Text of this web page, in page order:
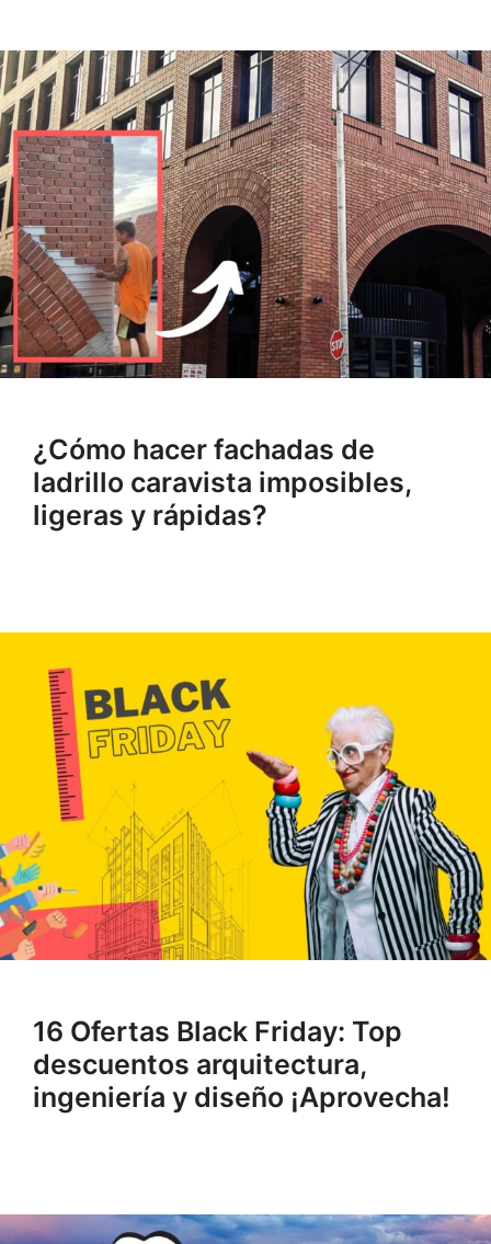
¿Cómo hacer fachadas de
ladrillo caravista imposibles,
ligeras y rápidas?
16 Ofertas Black Friday: Top
descuentos arquitectura,
ingeniería y diseño ¡Aprovecha!